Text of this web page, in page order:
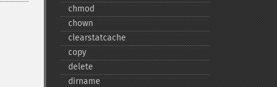
chmod
chown
clearstatcache
copy
delete
dirname